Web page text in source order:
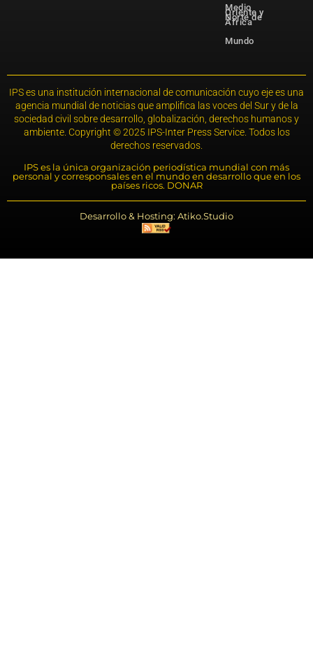
Medio
Oriente y
Norte de
África
Mundo
IPS es una institución internacional de comunicación cuyo eje es una
agencia mundial de noticias que amplifica las voces del Sur y de la
sociedad civil sobre desarrollo, globalización, derechos humanos y
ambiente. Copyright © 2025 IPS-Inter Press Service. Todos los
derechos reservados.
IPS es la única organización periodística mundial con más
personal y corresponsales en el mundo en desarrollo que en los
países ricos. DONAR
Desarrollo & Hosting: Atiko.Studio